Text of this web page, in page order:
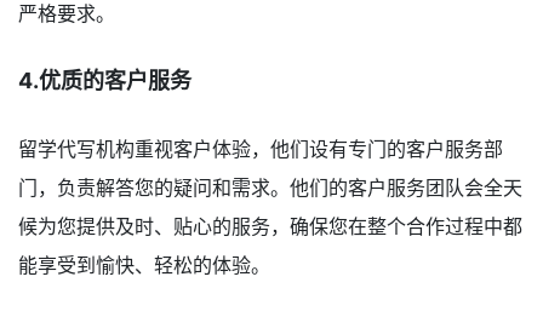
严格要求。
4.优质的客户服务
留学代写机构重视客户体验，他们设有专门的客户服务部
门，负责解答您的疑问和需求。他们的客户服务团队会全天
候为您提供及时、贴心的服务，确保您在整个合作过程中都
能享受到愉快、轻松的体验。